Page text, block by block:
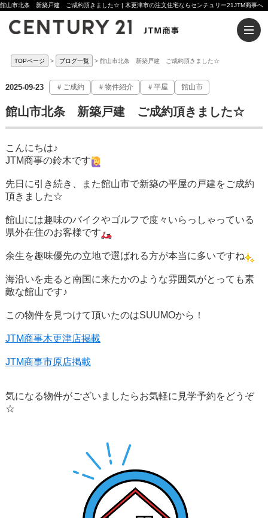
館山市北条 新築戸建 ご成約頂きました☆ | 木更津市の注文住宅ならセンチュリー21JTM商事へ
TOPページ ブログ一覧 館山市北条 新築戸建 ご成約頂きました☆
2025-09-23 ＃ご成約 ＃物件紹介 ＃平屋 館山市
館山市北条 新築戸建 ご成約頂きました☆
こんにちは♪
JTM商事の鈴木です
先日に引き続き、また館山市で新築の平屋の戸建をご成約
頂きました☆
館山には趣味のバイクやゴルフで度々いらっしゃっている
県外在住のお客様です
余生を趣味優先の立地で選ばれる方が本当に多いですね
海沿いを走ると南国に来たかのような雰囲気がとっても素
敵な館山です♪
この物件を見つけて頂いたのはSUUMOから！
JTM商事木更津店掲載
JTM商事市原店掲載
気になる物件がございましたらお気軽に見学予約をどうぞ
☆